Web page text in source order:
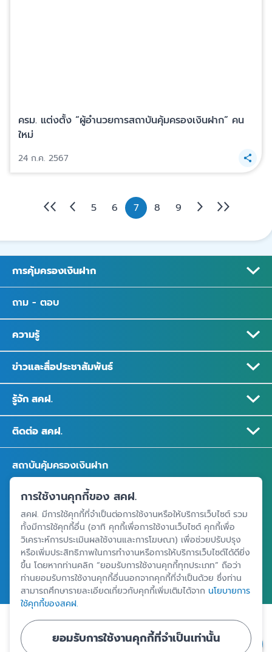
ครม. แต่งตั้ง “ผู้อำนวยการสถาบันคุ้มครองเงินฝาก” คน
ใหม่
24 ก.ค. 2567
5 6 7 8 9
การคุ้มครองเงินฝาก
ถาม - ตอบ
ความรู้
ข่าวและสื่อประชาสัมพันธ์
รู้จัก สคฝ.
ติดต่อ สคฝ.
สถาบันคุ้มครองเงินฝาก
อาคารเอสเจ อินฟินิท วัน บิสซิเนสคอมเพล็กซ์ ชั้น 25 - 27 เลขที่ 349
ถนนวิภาวดีรังสิต แขวงจอมพล เขตจตุจักร กรุงเทพฯ 10900
ศูนย์ข้อมูลคุ้มครองเงินฝาก
ข้อตกลงและเงื่อนไขการใช้งานเว็บไซต์ | นโยบายคุ้มครองข้อมูลส่วนบุคคล |
นโยบายการใช้คุกกี้
การใช้งานคุกกี้ของ สคฝ.
สคฝ. มีการใช้คุกกี้ที่จำเป็นต่อการใช้งานหรือให้บริการเว็บไซต์ รวม
ทั้งมีการใช้คุกกี้อื่น (อาทิ คุกกี้เพื่อการใช้งานเว็บไซต์ คุกกี้เพื่อ
วิเคราะห์การประเมินผลใช้งานและการโฆษณา) เพื่อช่วยปรับปรุง
หรือเพิ่มประสิทธิภาพในการทำงานหรือการให้บริการเว็บไซต์ได้ดียิ่ง
ขึ้น โดยหากท่านคลิก “ยอมรับการใช้งานคุกกี้ทุกประเภท” ถือว่า
ท่านยอมรับการใช้งานคุกกี้อื่นนอกจากคุกกี้ที่จำเป็นด้วย ซึ่งท่าน
สามารถศึกษารายละเอียดเกี่ยวกับคุกกี้เพิ่มเติมได้จาก นโยบายการ
ใช้คุกกี้ของสคฝ.
ยอมรับการใช้งานคุกกี้ที่จำเป็นเท่านั้น